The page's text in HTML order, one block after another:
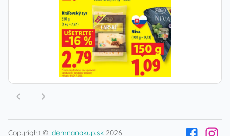
Copyright © idemnanakup.sk 2026